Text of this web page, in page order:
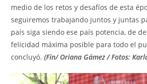
medio de los retos y desafíos de esta
seguiremos trabajando juntos y juntas
país siga siendo ese país potencia, de
felicidad máxima posible para todo el
concluyó.(Fin/ Oriana Gámez / Fotos: